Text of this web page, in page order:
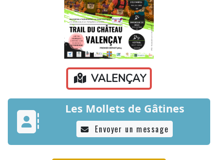
VALENÇAY
Les Mollets de Gâtines
Envoyer un message